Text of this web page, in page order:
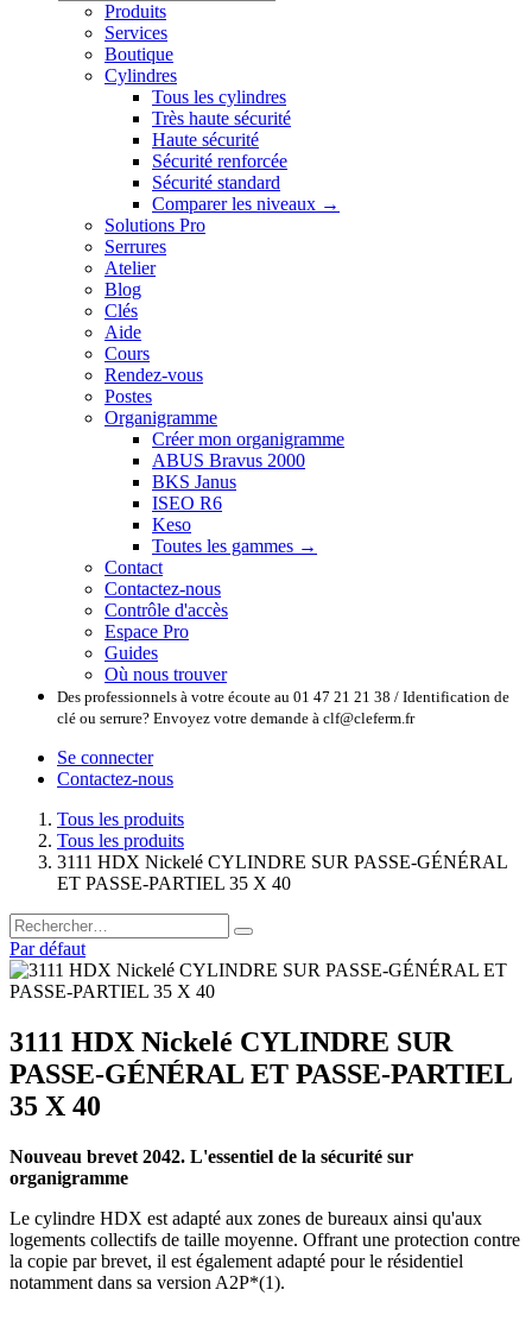
Produits
Services
Boutique
Cylindres
Tous les cylindres
Très haute sécurité
Haute sécurité
Sécurité renforcée
Sécurité standard
Comparer les niveaux →
Solutions Pro
Serrures
Atelier
Blog
Clés
Aide
Cours
Rendez-vous
Postes
Organigramme
Créer mon organigramme
ABUS Bravus 2000
BKS Janus
ISEO R6
Keso
Toutes les gammes →
Contact
Contactez-nous
Contrôle d'accès
Espace Pro
Guides
Où nous trouver
Des professionnels à votre écoute au 01 47 21 21 38 / Identification de
clé ou serrure? Envoyez votre demande à clf@cleferm.fr
Se connecter
Contactez-nous
Tous les produits
Tous les produits
3111 HDX Nickelé CYLINDRE SUR PASSE-GÉNÉRAL
ET PASSE-PARTIEL 35 X 40
Par défaut
3111 HDX Nickelé CYLINDRE SUR
PASSE-GÉNÉRAL ET PASSE-PARTIEL
35 X 40
Nouveau brevet 2042. L'essentiel de la sécurité sur
organigramme
Le cylindre HDX est adapté aux zones de bureaux ainsi qu'aux
logements collectifs de taille moyenne. Offrant une protection contre
la copie par brevet, il est également adapté pour le résidentiel
notamment dans sa version A2P*(1).